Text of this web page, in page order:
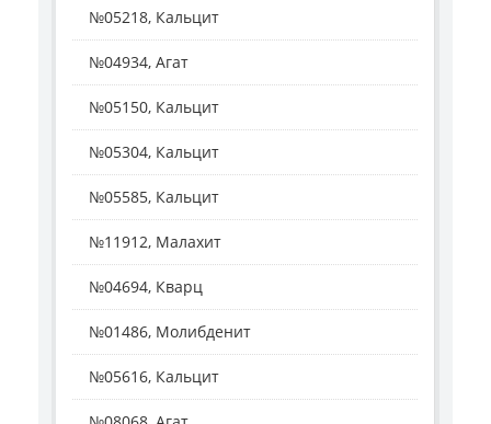
№05218, Кальцит
№04934, Агат
№05150, Кальцит
№05304, Кальцит
№05585, Кальцит
№11912, Малахит
№04694, Кварц
№01486, Молибденит
№05616, Кальцит